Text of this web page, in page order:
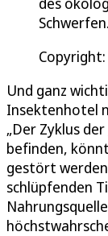
Schwerfen.
Und ganz
Insektenhotel
„Der Zyklus der
befinden,
gestört
schlüpfenden